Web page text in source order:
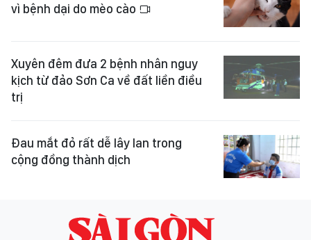
vì bệnh dại do mèo cào
Xuyên đêm đưa 2 bệnh nhân nguy
kịch từ đảo Sơn Ca về đất liền điều
trị
Đau mắt đỏ rất dễ lây lan trong
cộng đồng thành dịch